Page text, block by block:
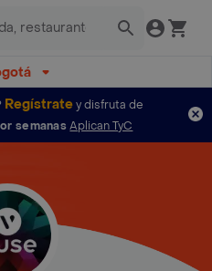
Regístratey disfruta de
semanas Aplican TyC